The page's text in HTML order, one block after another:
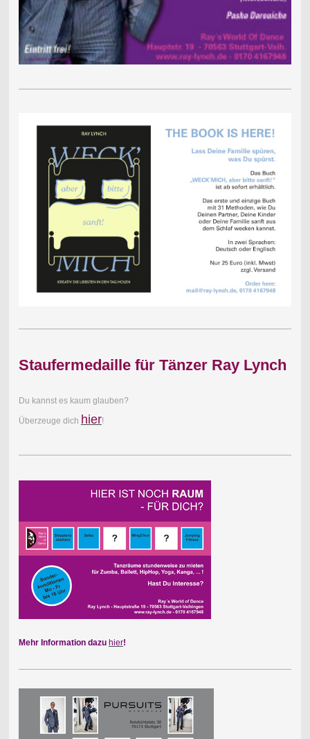
Staufermedaille für Tänzer Ray Lynch
Du kannst es kaum glauben?
Überzeuge dich hier!
Mehr Information dazu hier!